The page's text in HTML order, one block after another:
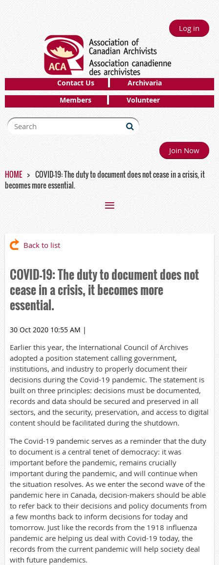
Log in
Contact Us
Archivaria
Members
Volunteer
Join Now
HOME
COVID-19: The duty to document does not cease in a crisis, it
becomes more essential.
Back to list
COVID-19: The duty to document does not
cease in a crisis, it becomes more
essential.
30 Oct 2020 10:55 AM |
Earlier this year, the International Council of Archives
adopted a position statement calling government,
institutions, and industry to properly document their
decisions during the Covid-19 pandemic. The statement is
built on three principles: decisions must be documented,
records and data should be secured and preserved in all
sectors, and the security, preservation, and access to digital
content should be facilitated during the shutdown.
The Covid-19 pandemic serves as a reminder that the duty
to document is a central tenet of democracy: it was
important before the pandemic, remains crucially
important during the pandemic, and will continue when
the situation resolves. As we enter the second wave of the
pandemic here in Canada, decision-makers should be able
to refer back to their decisions and policy documents from
a few months back to inform decisions for today and
tomorrow. Just like the records from the 1918 influenza
pandemic are helping us deal with Covid-19 today, the
records from the current pandemic will help society deal
with future pandemics.